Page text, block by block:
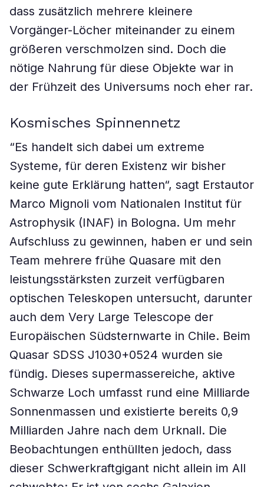
dass zusätzlich mehrere kleinere
Vorgänger-Löcher miteinander zu einem
größeren verschmolzen sind. Doch die
nötige Nahrung für diese Objekte war in
der Frühzeit des Universums noch eher rar.
Kosmisches Spinnennetz
“Es handelt sich dabei um extreme
Systeme, für deren Existenz wir bisher
keine gute Erklärung hatten“, sagt Erstautor
Marco Mignoli vom Nationalen Institut für
Astrophysik (INAF) in Bologna. Um mehr
Aufschluss zu gewinnen, haben er und sein
Team mehrere frühe Quasare mit den
leistungsstärksten zurzeit verfügbaren
optischen Teleskopen untersucht, darunter
auch dem Very Large Telescope der
Europäischen Südsternwarte in Chile. Beim
Quasar SDSS J1030+0524 wurden sie
fündig. Dieses supermassereiche, aktive
Schwarze Loch umfasst rund eine Milliarde
Sonnenmassen und existierte bereits 0,9
Milliarden Jahre nach dem Urknall. Die
Beobachtungen enthüllten jedoch, dass
dieser Schwerkraftgigant nicht allein im All